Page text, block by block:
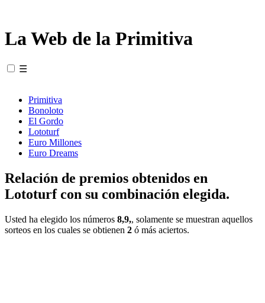
La Web de la Primitiva
☰
Primitiva
Bonoloto
El Gordo
Lototurf
Euro Millones
Euro Dreams
Relación de premios obtenidos en
Lototurf con su combinación elegida.
Usted ha elegido los números 8,9,, solamente se muestran aquellos
sorteos en los cuales se obtienen 2 ó más aciertos.